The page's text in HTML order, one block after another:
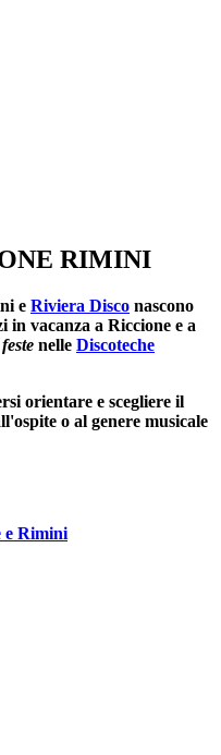
RIMINI
e Riviera Disco nascono
vacanza a Riccione e a
feste nelle Discoteche
orientare e scegliere il
o al genere musicale
e Rimini